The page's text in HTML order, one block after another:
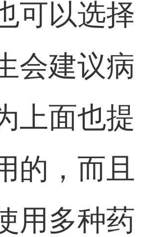
可以选择
会建议病
上面也提
的，而且
用多种药